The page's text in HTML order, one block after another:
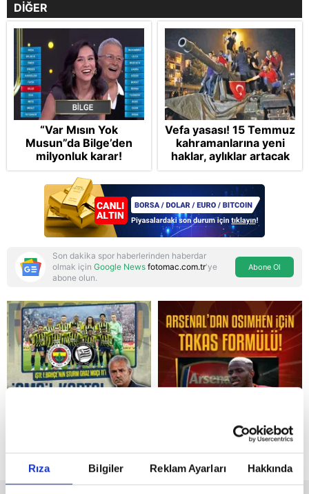
Rıza Bilgiler Reklam Ayarları Hakkında
Reddet
DİĞER
“Var Mısın Yok
Musun”da Bilge’den
milyonluk karar!
Vefa yasası! 15 Temmuz
kahramanlarına yeni
haklar, aylıklar artacak
kapsam büyüyecek
Son dakika spor haberlerinden haberdar
olmak için Google News fotomac.com.tr'ye
abone olun.
Abone Ol